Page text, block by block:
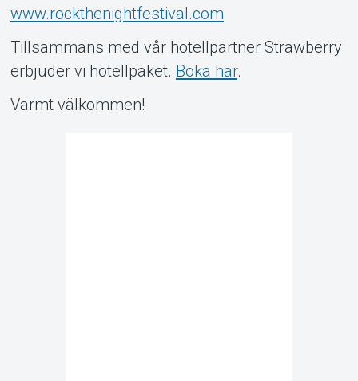
www.rockthenightfestival.com
Tillsammans med vår hotellpartner Strawberry
erbjuder vi hotellpaket. Boka här.
Varmt välkommen!